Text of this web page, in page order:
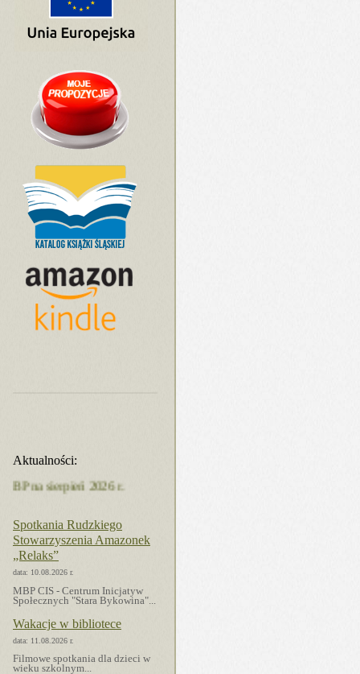
Aktualności:
2026 r.
Spotkania Rudzkiego
Stowarzyszenia Amazonek
„Relaks”
data: 10.08.2026 r.
MBP CIS - Centrum Inicjatyw
Społecznych "Stara Bykowina"...
Wakacje w bibliotece
data: 11.08.2026 r.
Filmowe spotkania dla dzieci w
wieku szkolnym...